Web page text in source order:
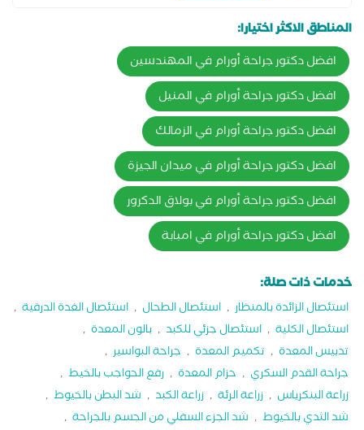
المناطق الاكثر اختيارا:
افضل دكتور جراحة أورام في المهندسين
افضل دكتور جراحة أورام في المنيل
افضل دكتور جراحة أورام في الزمالك
افضل دكتور جراحة أورام في ميدان الجيزة
افضل دكتور جراحة أورام في بولاق الدكرور
افضل دكتور جراحة أورام في امبابة
خدمات ذات صلة:
استئصال الزائدة بالمنظار , استئصال الطحال , استئصال الغدة الدرقية ,
استئصال الكلية , استئصال جزئي للكبد , بالون المعدة ,
تدبيس المعدة , تكميم المعدة , جراحة البواسير ,
جراحة القدم السكري , حزام المعدة , رفع الحواجب بالخيط ,
زراعة البنكرياس , زراعة الرئة , زراعة الكبد , شد البطن بالخيوط ,
شد الثدي بالخيوط , شد الجزء السفلي من الجسم بالجراحة ,